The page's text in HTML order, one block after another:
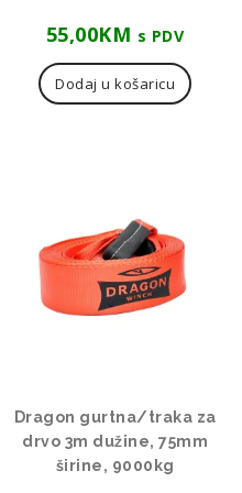
55,00KM s PDV
Dodaj u košaricu
Dragon gurtna/traka za
drvo 3m dužine, 75mm
širine, 9000kg